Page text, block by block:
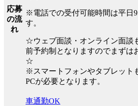
応募
の流
れ
※電話での受付可能時間は平日
す。
☆ウェブ面談・オンライン面談
前予約制となりますのでまずは
☆
※スマートフォンやタブレット
PCが必要となります。
車通勤OK